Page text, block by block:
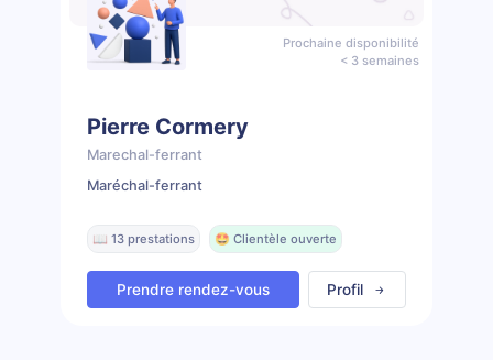
Prochaine disponibilité
< 3 semaines
Pierre Cormery
Marechal-ferrant
Maréchal-ferrant
📖 13 prestations 🤩 Clientèle ouverte
Prendre rendez-vous Profil